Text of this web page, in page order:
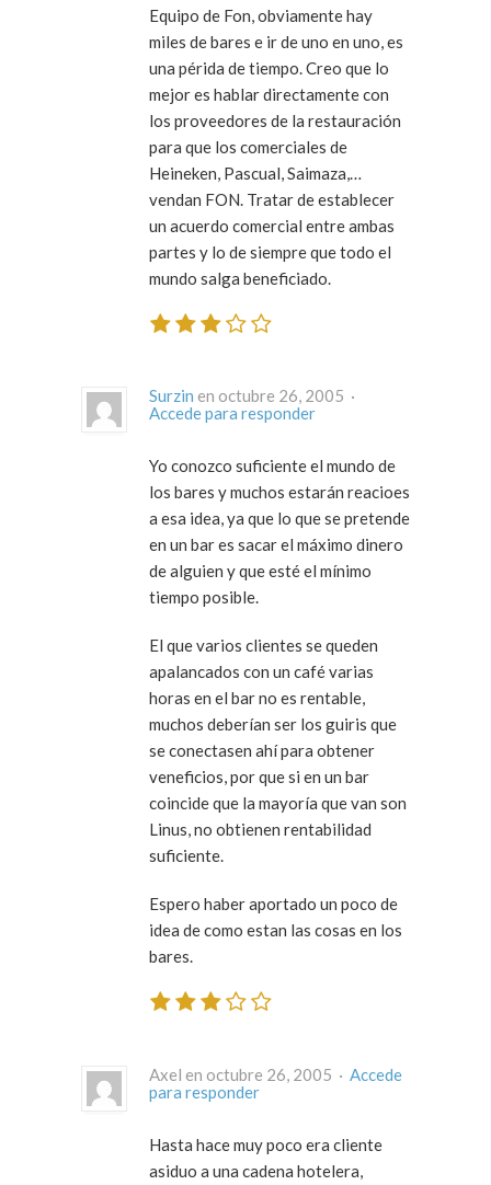
Equipo de Fon, obviamente hay
miles de bares e ir de uno en uno, es
una périda de tiempo. Creo que lo
mejor es hablar directamente con
los proveedores de la restauración
para que los comerciales de
Heineken, Pascual, Saimaza,…
vendan FON. Tratar de establecer
un acuerdo comercial entre ambas
partes y lo de siempre que todo el
mundo salga beneficiado.
Surzin
en octubre 26, 2005 ·
Accede para responder
Yo conozco suficiente el mundo de
los bares y muchos estarán reacioes
a esa idea, ya que lo que se pretende
en un bar es sacar el máximo dinero
de alguien y que esté el mínimo
tiempo posible.
El que varios clientes se queden
apalancados con un café varias
horas en el bar no es rentable,
muchos deberían ser los guiris que
se conectasen ahí para obtener
veneficios, por que si en un bar
coincide que la mayoría que van son
Linus, no obtienen rentabilidad
suficiente.
Espero haber aportado un poco de
idea de como estan las cosas en los
bares.
Axel en octubre 26, 2005 · Accede
para responder
Hasta hace muy poco era cliente
asiduo a una cadena hotelera,